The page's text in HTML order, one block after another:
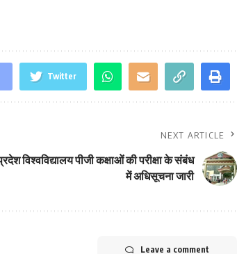
Twitter
NEXT ARTICLE
विश्वविद्यालय पीजी कक्षाओं की परीक्षा के संबंध
में अधिसूचना जारी
Leave a comment